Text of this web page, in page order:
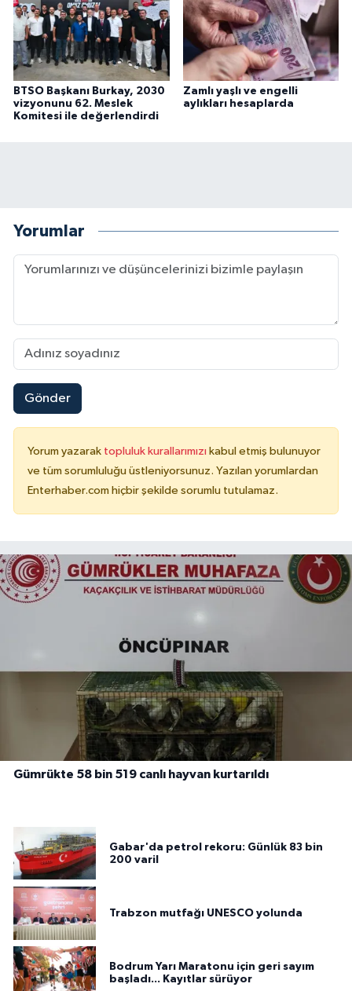
BTSO Başkanı Burkay, 2030
vizyonunu 62. Meslek
Komitesi ile değerlendirdi
Zamlı yaşlı ve engelli
aylıkları hesaplarda
Yorumlar
Gönder
Yorum yazarak topluluk kurallarımızı kabul etmiş bulunuyor
ve tüm sorumluluğu üstleniyorsunuz. Yazılan yorumlardan
Enterhaber.com hiçbir şekilde sorumlu tutulamaz.
Gümrükte 58 bin 519 canlı hayvan kurtarıldı
Gabar'da petrol rekoru: Günlük 83 bin
200 varil
Trabzon mutfağı UNESCO yolunda
Bodrum Yarı Maratonu için geri sayım
başladı... Kayıtlar sürüyor